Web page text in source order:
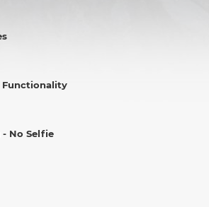
Functionality
No Selfie